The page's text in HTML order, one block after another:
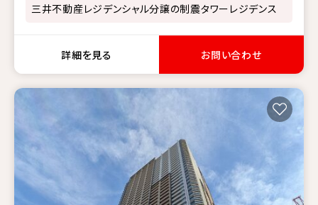
三井不動産レジデンシャル分譲の制震タワーレジデンス
詳細を見る お問い合わせ